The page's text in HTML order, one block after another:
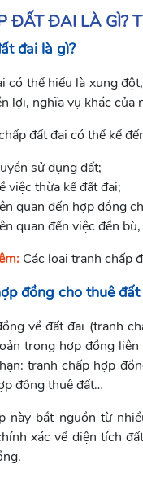
ĐẤT ĐAI LÀ GÌ?
đai là gì?
có thể hiểu là xung
lợi, nghĩa vụ khác của
đất đai có thể kể
sử dụng đất;
việc thừa kế đất đai;
quan đến hợp đồng
quan đến việc đền
Các loại tranh chấp
đồng cho thuê
về đất đai (tranh
trong hợp đồng
tranh chấp hợp
đồng thuê đất…
này bắt nguồn từ
xác về diện tích